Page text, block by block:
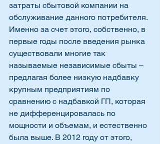
затраты сбытовой компании на
обслуживание данного потребителя.
Именно за счет этого, собственно, в
первые годы после введения рынка
существовали многие так
называемые независимые сбыты –
предлагая более низкую надбавку
крупным предприятиям по
сравнению с надбавкой ГП, которая
не дифференцировалась по
мощности и объемам, и естественно
была выше. В 2012 году от этого,